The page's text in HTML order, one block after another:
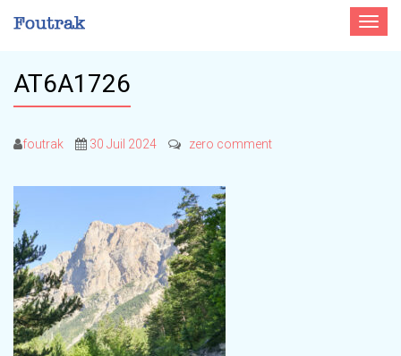
Toggle
AT6A1726
foutrak 30 Juil 2024 zero comment